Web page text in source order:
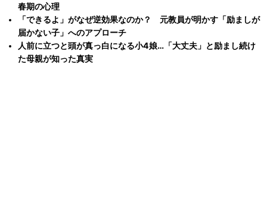
春期の心理
「できるよ」がなぜ逆効果なのか？ 元教員が明かす「励ましが
届かない子」へのアプローチ
人前に立つと頭が真っ白になる小4娘…「大丈夫」と励まし続け
た母親が知った真実